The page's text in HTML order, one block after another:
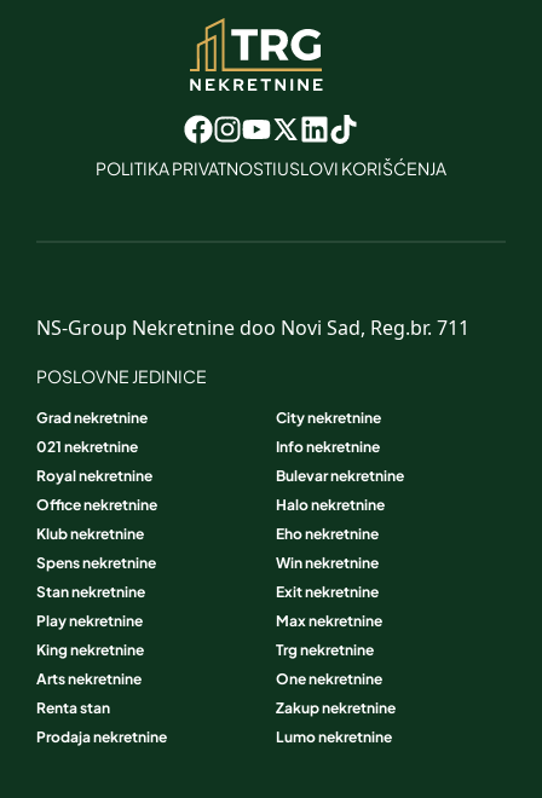
POLITIKA PRIVATNOSTIUSLOVI KORIŠĆENJA
NS-Group Nekretnine doo Novi Sad, Reg.br. 711
POSLOVNE JEDINICE
Grad nekretnine
City nekretnine
021 nekretnine
Info nekretnine
Royal nekretnine
Bulevar nekretnine
Office nekretnine
Halo nekretnine
Klub nekretnine
Eho nekretnine
Spens nekretnine
Win nekretnine
Stan nekretnine
Exit nekretnine
Play nekretnine
Max nekretnine
King nekretnine
Trg nekretnine
Arts nekretnine
One nekretnine
Renta stan
Zakup nekretnine
Prodaja nekretnine
Lumo nekretnine